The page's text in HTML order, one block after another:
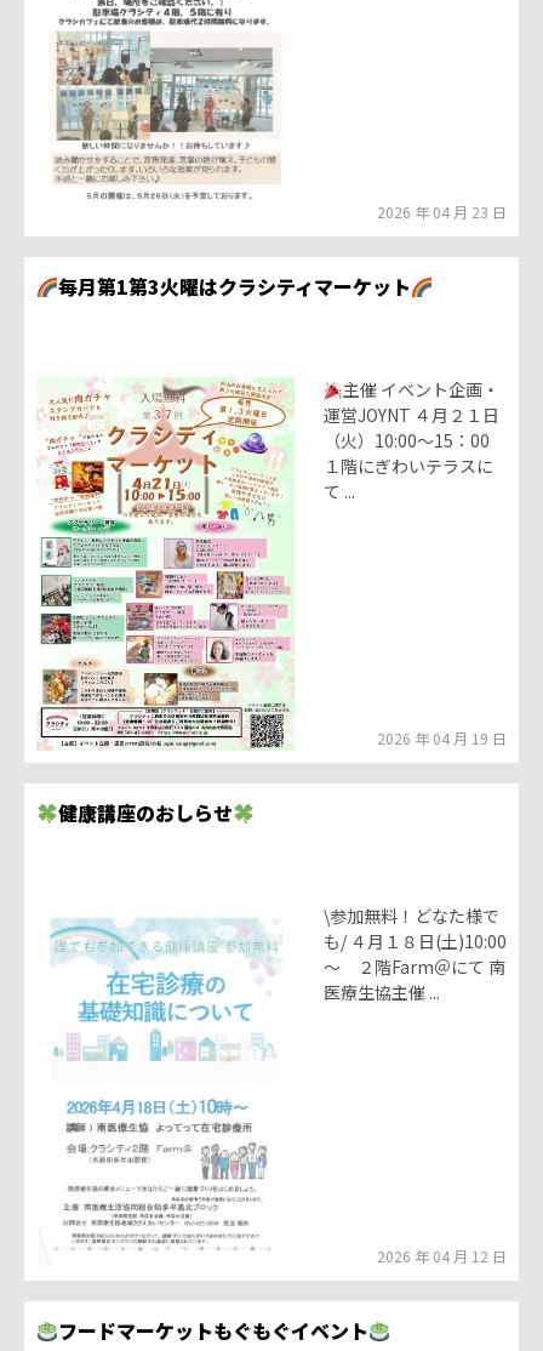
2026 年 04 月 23 日
毎月第1第3火曜はクラシティマーケット
主催 イベント企画・
運営JOYNT ４月２１日
（火）10:00～15：00
１階にぎわいテラスに
て ...
2026 年 04 月 19 日
健康講座のおしらせ
\参加無料！どなた様で
も/ ４月１８日(土)10:00
～ ２階Farm＠にて 南
医療生協主催 ...
2026 年 04 月 12 日
フードマーケットもぐもぐイベント